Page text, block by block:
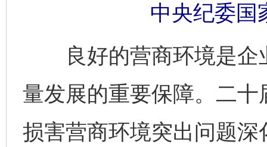
中央纪委国
良好的营商环境是企
量发展的重要保障。二
损害营商环境突出问题